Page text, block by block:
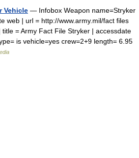
Vehicle — Infobox Weapon name=Stryker
web | url = http://www.army.mil/fact files
= Army Fact File Stryker | accessdate
is vehicle=yes crew=2+9 length= 6.95